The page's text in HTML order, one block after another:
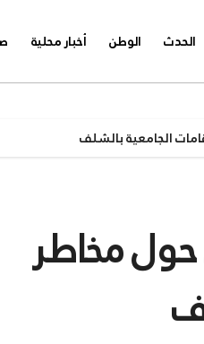
الحدث الوطن أخبار محلية
الجامعية بالشلف
مخاطر